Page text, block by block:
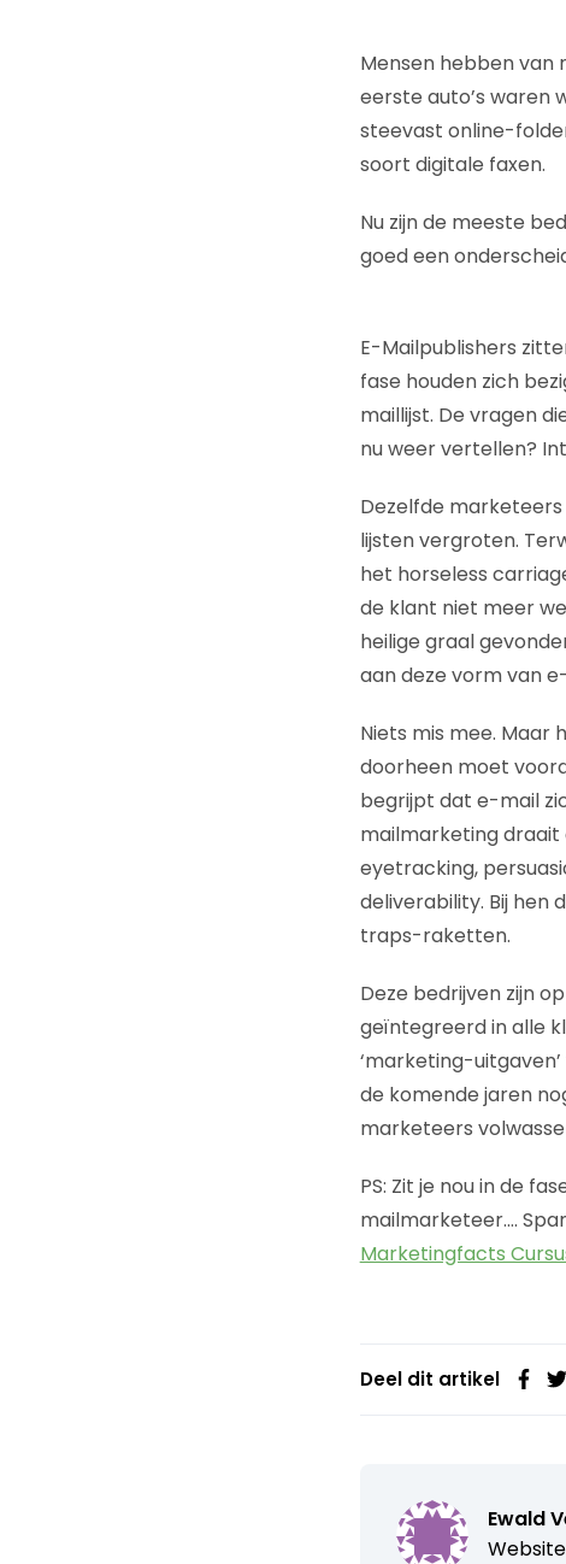
Mensen hebben van
eerste auto’s waren
steevast online-
soort digitale faxen.
Nu zijn de meeste
goed een
E-Mailpublishers
fase houden zich
maillijst. De vragen
nu weer vertellen?
Dezelfde
lijsten vergroten.
het horseless
de klant niet meer
heilige graal
aan deze vorm van
Niets mis mee. Maar
doorheen moet
begrijpt dat e-mail
mailmarketing draait
eyetracking,
deliverability. Bij
traps-raketten.
Deze bedrijven zijn
geïntegreerd in alle
‘marketing-
de komende jaren
marketeers
PS: Zit je nou in de
mailmarketeer….
Marketingfacts
Deel dit artikel
Ewald
Website